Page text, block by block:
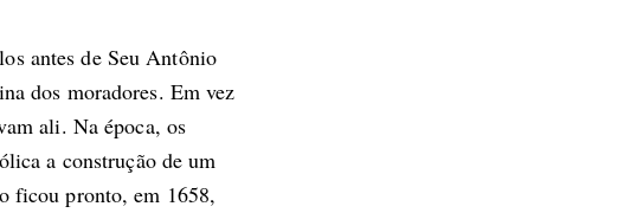
antes de Seu Antônio
dos moradores. Em vez
ali. Na época, os
a construção de um
ficou pronto, em 1658,